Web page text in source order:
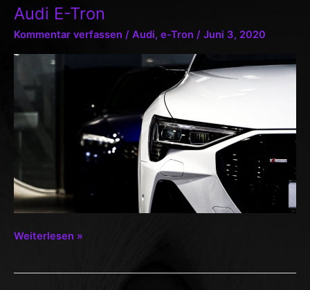
Audi E-Tron
Kommentar verfassen / Audi, e-Tron / Juni 3, 2020
Audi
Weiterlesen »